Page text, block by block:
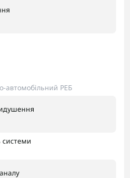
автомобільний РЕБ
системи